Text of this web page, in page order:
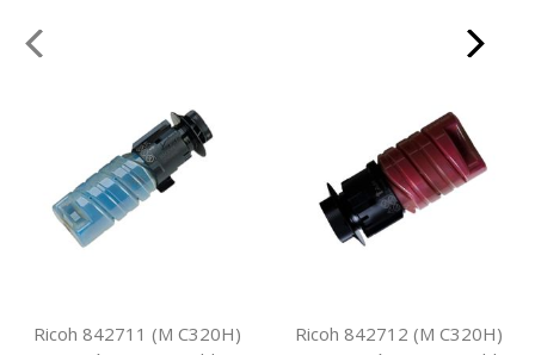
Ricoh 842711 (M C320H)
Ricoh 842712 (M C320H)